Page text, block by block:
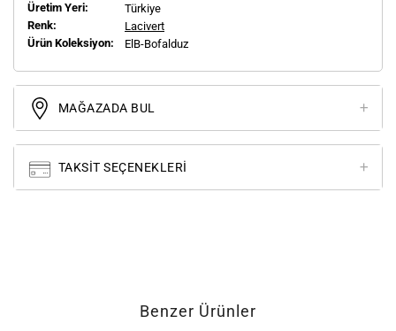
Üretim Yeri:
Türkiye
Renk:
Lacivert
Ürün Koleksiyon:
ElB-Bofalduz
MAĞAZADA BUL
TAKSIT SEÇENEKLERI
Benzer Ürünler